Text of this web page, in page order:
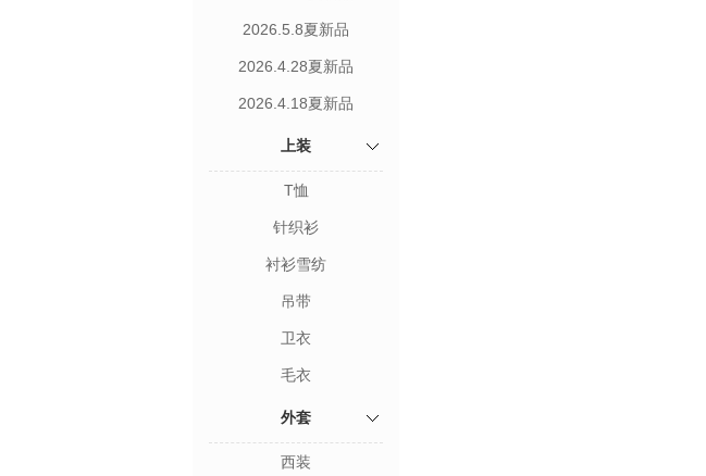
2026.5.8夏新品
2026.4.28夏新品
2026.4.18夏新品
上装
T恤
针织衫
衬衫雪纺
吊带
卫衣
毛衣
外套
西装